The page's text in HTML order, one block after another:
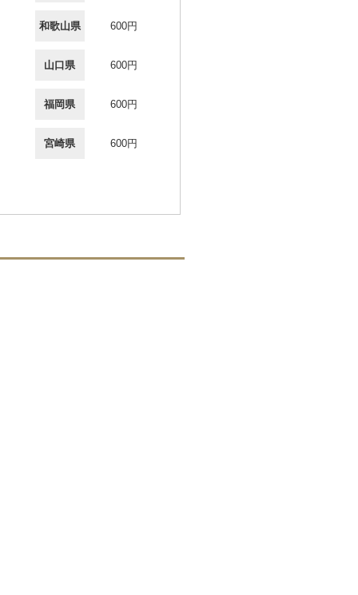
和歌山県 600円
山口県 600円
福岡県 600円
宮崎県 600円